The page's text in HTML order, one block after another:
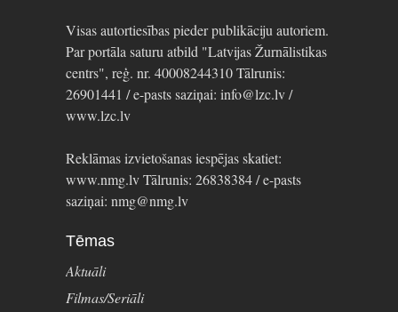
Visas autortiesības pieder publikāciju autoriem.
Par portāla saturu atbild "Latvijas Žurnālistikas
centrs", reģ. nr. 40008244310 Tālrunis:
26901441 / e-pasts saziņai: info@lzc.lv /
www.lzc.lv
Reklāmas izvietošanas iespējas skatiet:
www.nmg.lv Tālrunis: 26838384 / e-pasts
saziņai: nmg@nmg.lv
Tēmas
Aktuāli
Filmas/Seriāli